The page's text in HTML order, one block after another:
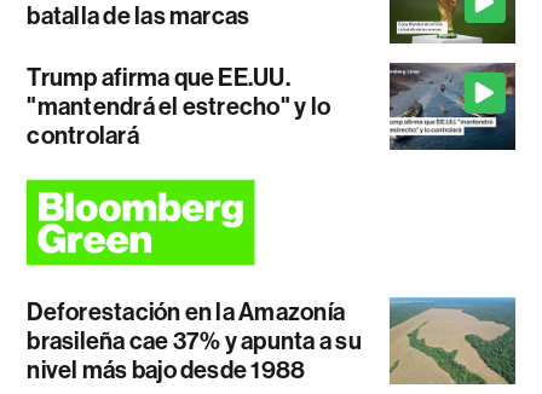
batalla de las marcas
Trump afirma que EE.UU.
"mantendrá el estrecho" y lo
controlará
Deforestación en la Amazonía
brasileña cae 37% y apunta a su
nivel más bajo desde 1988